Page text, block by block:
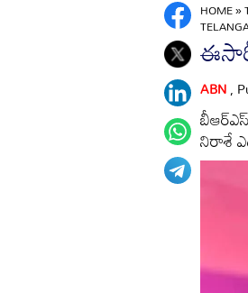
HOME»
ఈసారీ
ABN,
నిరాశే